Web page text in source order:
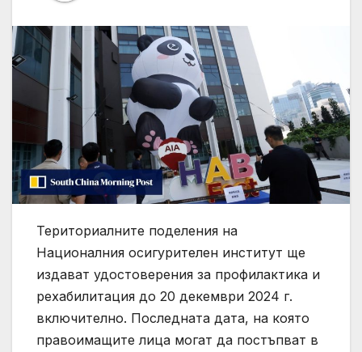
Териториалните поделения на
Националния осигурителен институт ще
издават удостоверения за профилактика и
рехабилитация до 20 декември 2024 г.
включително. Последната дата, на която
правоимащите лица могат да постъпват в